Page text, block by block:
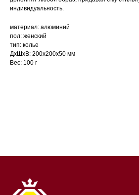
индивидуальность.
материал: алюминий
пол: женский
тип: колье
ДxШxВ: 200x200x50 мм
Вес: 100 г